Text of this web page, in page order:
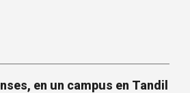
en un campus en Tandil